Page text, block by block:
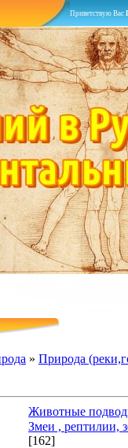
Приветствую Вас
» Природа
Животные
Змеи , рептилии,
[162]